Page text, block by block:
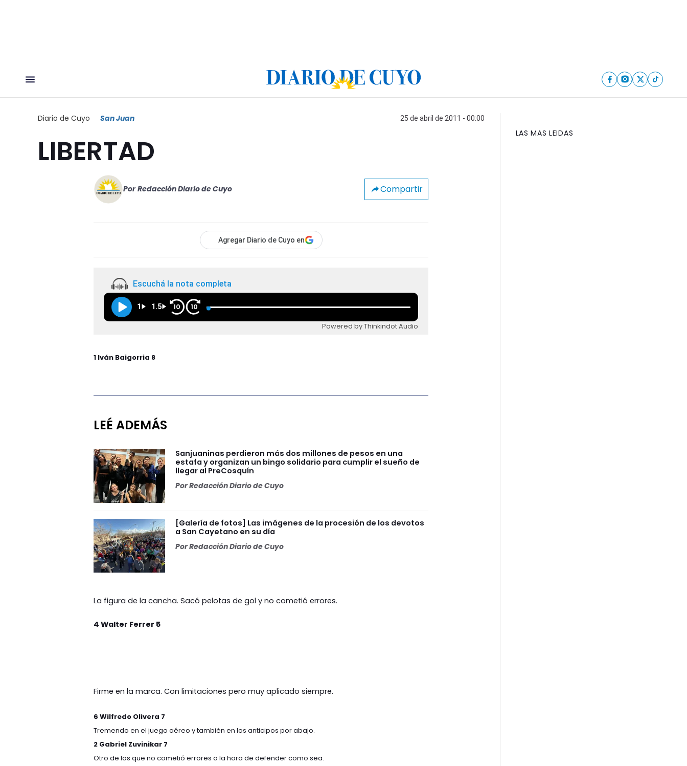
Diario de Cuyo San Juan 25 de abril de 2011 - 00:00
LIBERTAD
Por Redacción Diario de Cuyo Compartir
Agregar Diario de Cuyo en
Escuchá la nota completa
1 1.5 10 10
Powered by Thinkindot Audio
1 Iván Baigorria 8
LEÉ ADEMÁS
Sanjuaninas perdieron más dos millones de pesos en una
estafa y organizan un bingo solidario para cumplir el sueño de
llegar al PreCosquín
PorRedacción Diario de Cuyo
[Galería de fotos] Las imágenes de la procesión de los devotos
a San Cayetano en su día
PorRedacción Diario de Cuyo
La figura de la cancha. Sacó pelotas de gol y no cometió errores.
4 Walter Ferrer 5
Firme en la marca. Con limitaciones pero muy aplicado siempre.
6 Wilfredo Olivera 7
Tremendo en el juego aéreo y también en los anticipos por abajo.
2 Gabriel Zuvinikar 7
Otro de los que no cometió errores a la hora de defender como sea.
LAS MAS LEIDAS